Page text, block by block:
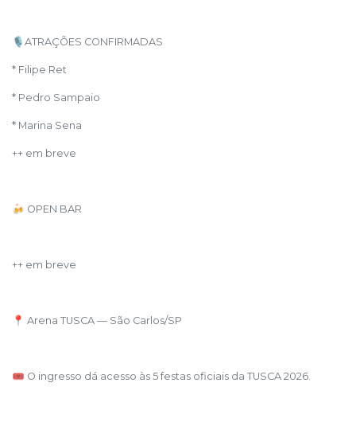
🎙️ATRAÇÕES CONFIRMADAS
* Filipe Ret
* Pedro Sampaio
* Marina Sena
++ em breve
🍻 OPEN BAR
++ em breve
📍 Arena TUSCA — São Carlos/SP
🎟️ O ingresso dá acesso às 5 festas oficiais da TUSCA 2026.